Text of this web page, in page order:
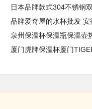
日本品牌款式304不锈钢
品牌爱奇屋的水杯批发 安
泉州保温杯保温瓶保温壶
厦门虎牌保温杯厦门